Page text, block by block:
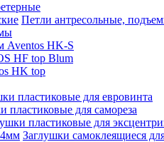
Петли антресольные,
Aventos HK-S
HF top Blum
HK top
пластиковые для евровинта
пластиковые для самореза
пластиковые для
Заглушки самоклеящиеся